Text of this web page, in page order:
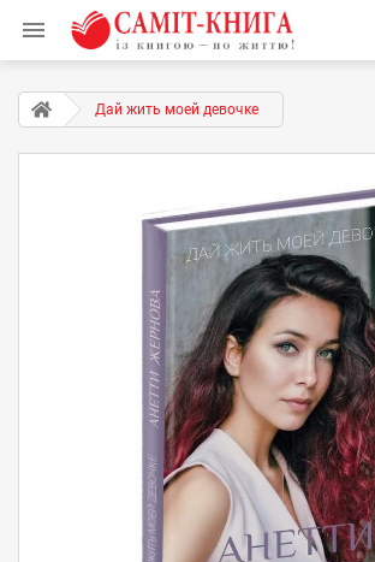

Дай жить моей девочке